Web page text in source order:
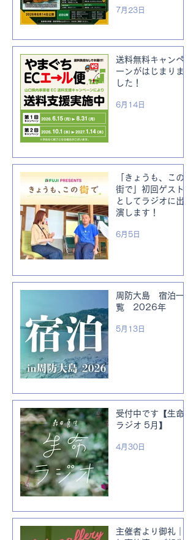
7月23日
送料無料キャンペ
ーンがはじまりま
した！
6月14日
「きょうも、この
街で」初回ゲスト
としてラジオに出
演します！
6月5日
周防大島 宿泊一
覧 2026年
5月13日
受付中です【生命
ラジオ 5月】
4月30日
主催者より御礼｜